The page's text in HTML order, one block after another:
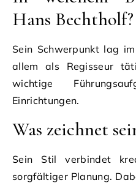
Hans Bechtholf?
Sein Schwerpunkt lag
allem als Regisseur
wichtige
Einrichtungen.
Was zeichnet
Sein Stil verbindet
sorgfältiger Planung.